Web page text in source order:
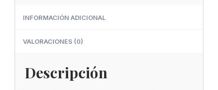
INFORMACIÓN ADICIONAL
VALORACIONES (0)
Descripción